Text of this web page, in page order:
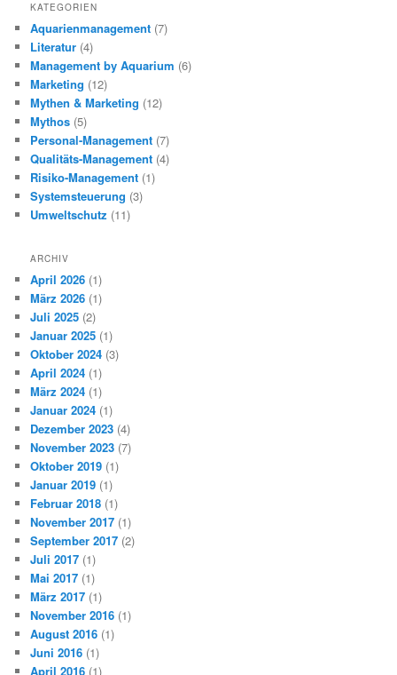
KATEGORIEN
Aquarienmanagement (7)
Literatur (4)
Management by Aquarium (6)
Marketing (12)
Mythen & Marketing (12)
Mythos (5)
Personal-Management (7)
Qualitäts-Management (4)
Risiko-Management (1)
Systemsteuerung (3)
Umweltschutz (11)
ARCHIV
April 2026 (1)
März 2026 (1)
Juli 2025 (2)
Januar 2025 (1)
Oktober 2024 (3)
April 2024 (1)
März 2024 (1)
Januar 2024 (1)
Dezember 2023 (4)
November 2023 (7)
Oktober 2019 (1)
Januar 2019 (1)
Februar 2018 (1)
November 2017 (1)
September 2017 (2)
Juli 2017 (1)
Mai 2017 (1)
März 2017 (1)
November 2016 (1)
August 2016 (1)
Juni 2016 (1)
April 2016 (1)